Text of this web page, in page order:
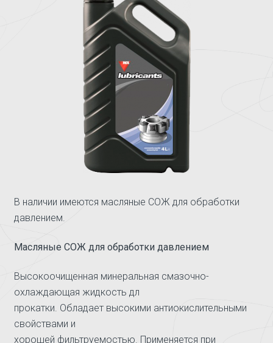
В наличии имеются масляные СОЖ для обработки
давлением.
Масляные СОЖ для обработки давлением
Высокоочищенная минеральная смазочно-
охлаждающая жидкость дл
прокатки. Обладает высокими антиокислительными
свойствами и
хорошей фильтруемостью. Применяется при